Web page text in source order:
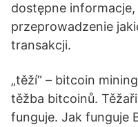
dostępne
przeprowadzenie
transakcji.
„těží“ – bitcoin
těžba bitcoinů.
funguje. Jak funguje